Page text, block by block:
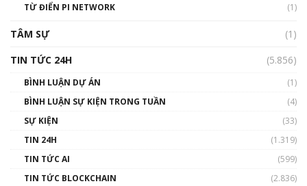
01:29:26
TỪ ĐIỂN PI NETWORK
(1)
TÂM SỰ
(1)
TIN TỨC 24H
(5.856)
BÌNH LUẬN DỰ ÁN
(1)
BÌNH LUẬN SỰ KIỆN TRONG TUẦN
(4)
SỰ KIỆN
(33)
TIN 24H
(1.319)
TIN TỨC AI
(599)
TIN TỨC BLOCKCHAIN
(2.836)